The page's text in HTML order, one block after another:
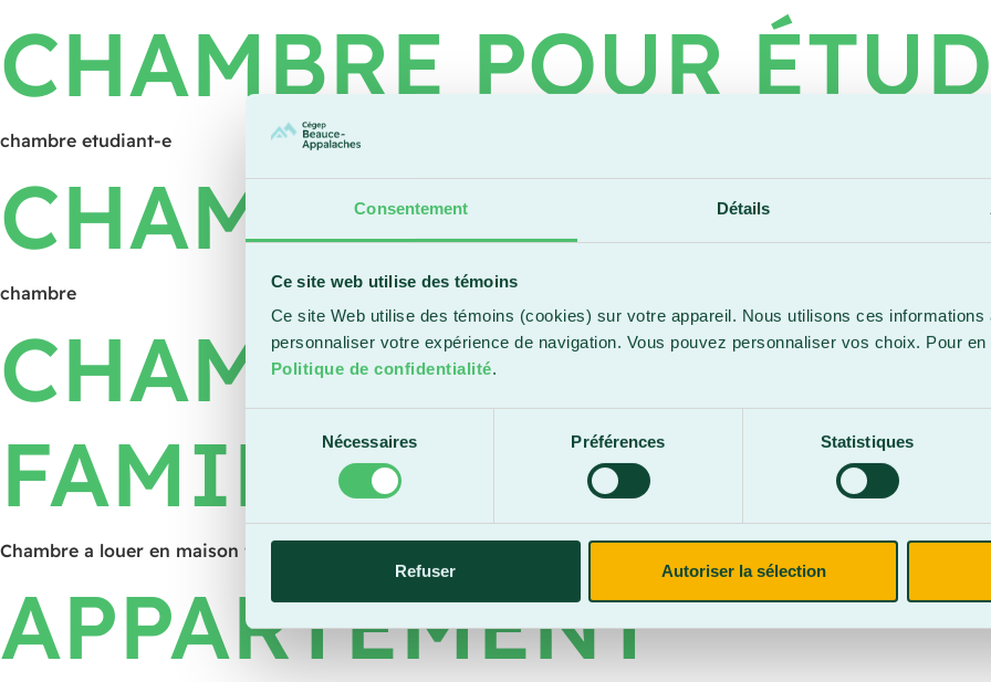
Consentement Détails
Ce site web utilise des témoins
Ce site Web utilise des témoins (cookies) sur votre appareil. Nous utilisons ces informations
personnaliser votre expérience de navigation. Vous pouvez personnaliser vos choix. Pour
Politique de confidentialité.
du
consentement
Nécessaires Préférences Statistiques
Refuser Autoriser la sélection
CHAMBRE POUR
chambre etudiant-e
CHAMBRE
chambre
CHAMBRE À LOUER
FAMILIALE
Chambre a louer en maison familiale
APPARTEMENT